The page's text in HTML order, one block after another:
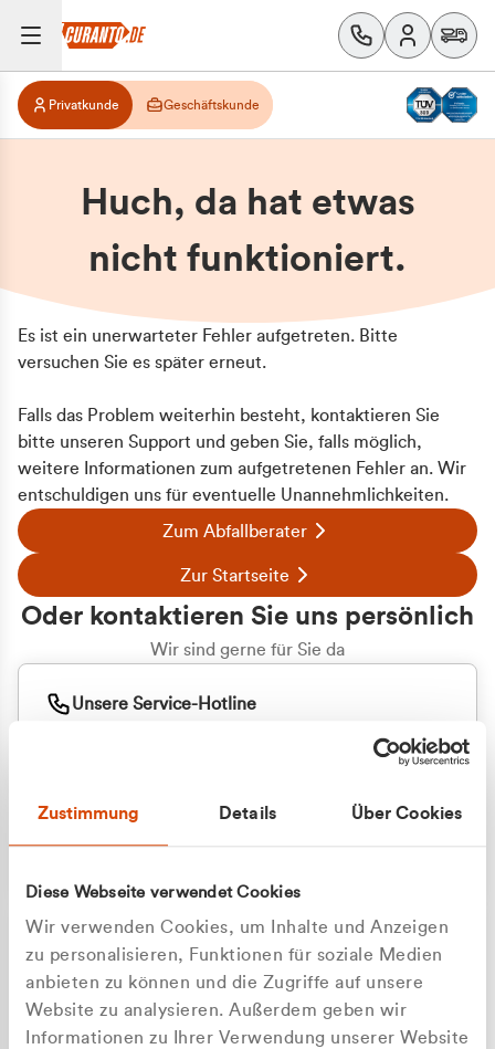
Zustimmung Details Über Cookies
Diese Webseite verwendet Cookies
Wir verwenden Cookies, um Inhalte und Anzeigen
zu personalisieren, Funktionen für soziale Medien
anbieten zu können und die Zugriffe auf unsere
Website zu analysieren. Außerdem geben wir
Informationen zu Ihrer Verwendung unserer Website
Privatkunde Geschäftskunde
Huch, da hat etwas
nicht funktioniert.
Es ist ein unerwarteter Fehler aufgetreten. Bitte
versuchen Sie es später erneut.
Falls das Problem weiterhin besteht, kontaktieren Sie
bitte unseren Support und geben Sie, falls möglich,
weitere Informationen zum aufgetretenen Fehler an. Wir
entschuldigen uns für eventuelle Unannehmlichkeiten.
Zum Abfallberater
Zur Startseite
Oder kontaktieren Sie uns persönlich
Wir sind gerne für Sie da
Unsere Service-Hotline
+49 177 8376058